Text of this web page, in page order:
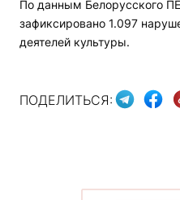
По данным Белорусского
зафиксировано 1.097
деятелей культуры.
ПОДЕЛИТЬСЯ: